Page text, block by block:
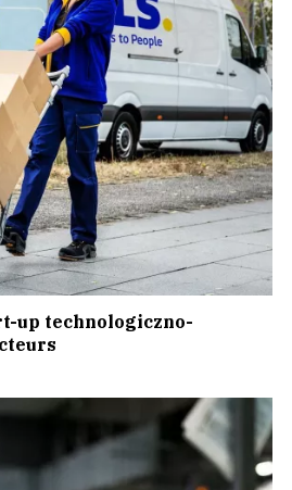
up technologiczno-